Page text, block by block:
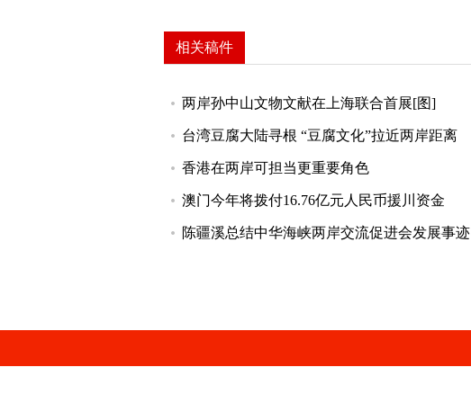
相关稿件
两岸孙中山文物文献在上海联合首展[图]
台湾豆腐大陆寻根 “豆腐文化”拉近两岸距离
香港在两岸可担当更重要角色
澳门今年将拨付16.76亿元人民币援川资金
陈疆溪总结中华海峡两岸交流促进会发展事迹